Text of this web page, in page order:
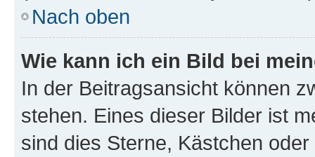
Nach oben
Wie kann ich ein Bild bei
In der Beitragsansicht können
stehen. Eines dieser Bilder ist
sind dies Sterne, Kästchen